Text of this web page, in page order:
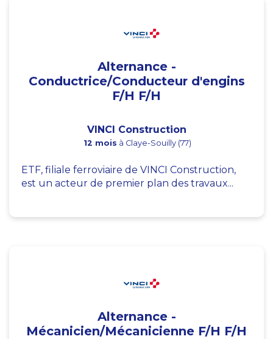
Alternance -
Conductrice/Conducteur d'engins
F/H F/H
VINCI Construction
12 mois à Claye-Souilly (77)
ETF, filiale ferroviaire de VINCI Construction,
est un acteur de premier plan des travaux...
Alternance -
Mécanicien/Mécanicienne F/H F/H